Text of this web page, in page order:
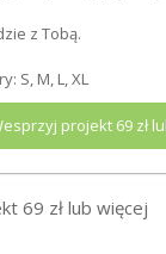
z Tobą.
S, M, L, XL
projekt 69 zł
69 zł lub więcej